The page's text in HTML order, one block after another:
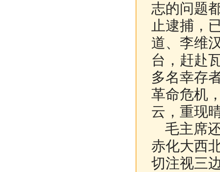
志的问题
止逮捕，
道、李维
台，赶赴
多名幸存
革命危机
云，重现
毛主席
赤化大西
切注视三